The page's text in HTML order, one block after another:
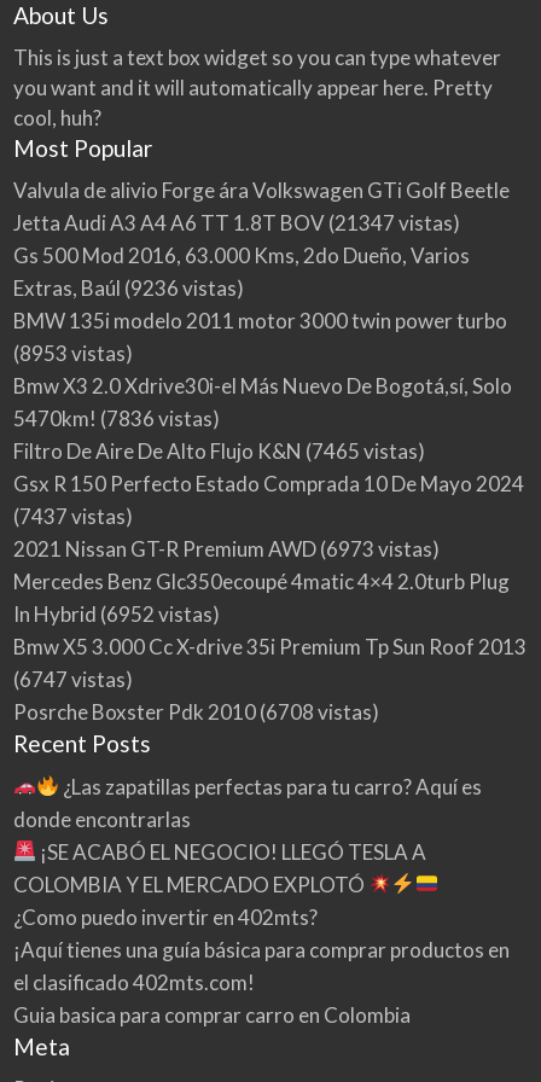
About Us
This is just a text box widget so you can type whatever
you want and it will automatically appear here. Pretty
cool, huh?
Most Popular
Valvula de alivio Forge ára Volkswagen GTi Golf Beetle
Jetta Audi A3 A4 A6 TT 1.8T BOV(21347 vistas)
Gs 500 Mod 2016, 63.000 Kms, 2do Dueño, Varios
Extras, Baúl (9236 vistas)
BMW 135i modelo 2011 motor 3000 twin power turbo
(8953 vistas)
Bmw X3 2.0 Xdrive30i-el Más Nuevo De Bogotá,sí, Solo
5470km! (7836 vistas)
Filtro De Aire De Alto Flujo K&N (7465 vistas)
Gsx R 150 Perfecto Estado Comprada 10 De Mayo 2024
(7437 vistas)
2021 Nissan GT-R Premium AWD(6973 vistas)
Mercedes Benz Glc350ecoupé 4matic 4×4 2.0turb Plug
In Hybrid (6952 vistas)
Bmw X5 3.000 Cc X-drive 35i Premium Tp Sun Roof 2013
(6747 vistas)
Posrche Boxster Pdk 2010(6708 vistas)
Recent Posts
¿Las zapatillas perfectas para tu carro? Aquí es
donde encontrarlas
¡SE ACABÓ EL NEGOCIO! LLEGÓ TESLA A
COLOMBIA Y EL MERCADO EXPLOTÓ
¿Como puedo invertir en 402mts?
¡Aquí tienes una guía básica para comprar productos en
el clasificado 402mts.com!
Guia basica para comprar carro en Colombia
Meta